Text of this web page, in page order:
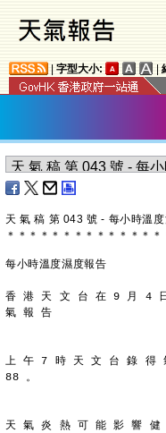
字型大小:
天 氣 稿 第 043 號 - 每小時溫
＊ ＊ ＊ ＊ ＊ ＊ ＊ ＊ ＊ ＊ ＊ ＊ ＊ ＊
每小時溫度濕度報告
香 港 天 文 台 在 9 月 4
氣 報 告
上 午 7 時 天 文 台 錄 得
88 。
天 氣 炎 熱 可 能 影 響